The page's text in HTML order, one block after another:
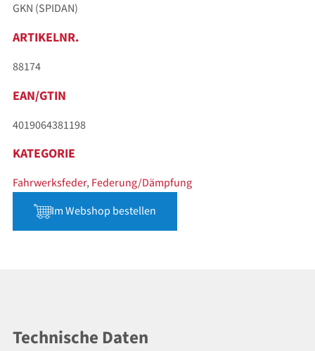
GKN (SPIDAN)
ARTIKELNR.
88174
EAN/GTIN
4019064381198
KATEGORIE
Fahrwerksfeder, Federung/Dämpfung
Im Webshop bestellen
Technische Daten